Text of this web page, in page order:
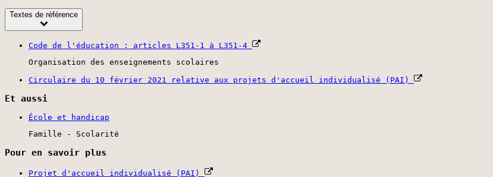
Textes de référence
Code de l'éducation : articles L351-1 à L351-4
Organisation des enseignements scolaires
Circulaire du 10 février 2021 relative aux projets d'accueil individualisé (PAI)
Et aussi
École et handicap
Famille - Scolarité
Pour en savoir plus
Projet d'accueil individualisé (PAI)